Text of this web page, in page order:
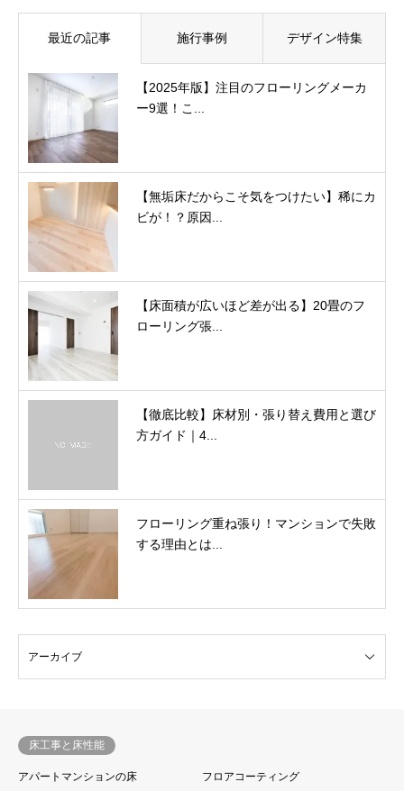
最近の記事 施行事例 デザイン特集
【2025年版】注目のフローリングメーカ
ー9選！こ...
【無垢床だからこそ気をつけたい】稀にカ
ビが！？原因...
【床面積が広いほど差が出る】20畳のフ
ローリング張...
【徹底比較】床材別・張り替え費用と選び
方ガイド｜4...
フローリング重ね張り！マンションで失敗
する理由とは...
床工事と床性能
アパートマンションの床
フロアコーティング